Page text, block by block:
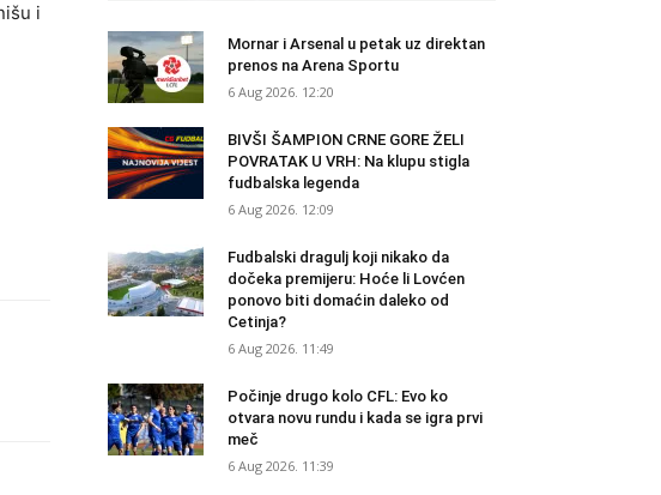
i
Mornar i Arsenal u petak uz direktan
prenos na Arena Sportu
6 Aug 2026. 12:20
BIVŠI ŠAMPION CRNE GORE ŽELI
POVRATAK U VRH: Na klupu stigla
fudbalska legenda
6 Aug 2026. 12:09
Fudbalski dragulj koji nikako da
dočeka premijeru: Hoće li Lovćen
ponovo biti domaćin daleko od
Cetinja?
6 Aug 2026. 11:49
Počinje drugo kolo CFL: Evo ko
otvara novu rundu i kada se igra prvi
meč
6 Aug 2026. 11:39